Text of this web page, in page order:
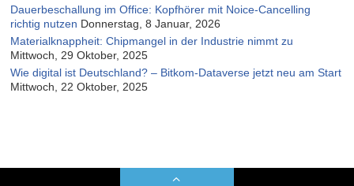
Dauerbeschallung im Office: Kopfhörer mit Noice-Cancelling
richtig nutzen Donnerstag, 8 Januar, 2026
Materialknappheit: Chipmangel in der Industrie nimmt zu
Mittwoch, 29 Oktober, 2025
Wie digital ist Deutschland? – Bitkom-Dataverse jetzt neu am Start
Mittwoch, 22 Oktober, 2025